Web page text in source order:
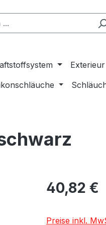
Exterieur
40,82 €
Preise inkl.